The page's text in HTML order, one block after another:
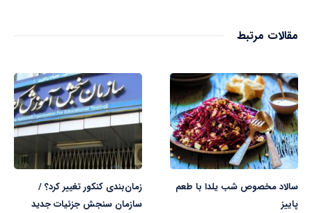
مقالات مرتبط
سالاد مخصوص شب یلدا با طعم
پاییز
زمان‌بندی کنکور تغییر کرد؟ /
سازمان سنجش جزئیات جدید